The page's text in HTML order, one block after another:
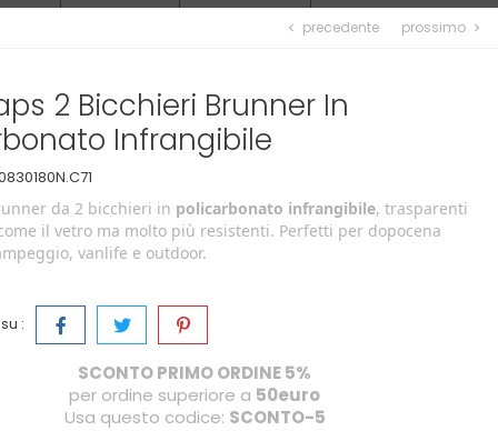
chevron_left precedente prossimo chevron_right
2 Bicchieri Brunner In
Infrangibile
da 2 bicchieri in policarbonato infrangibile, trasparenti
il vetro ma molto più resistenti. Perfetti per dopocena
vanlife e outdoor.
:
SCONTO PRIMO ORDINE 5%
per ordine superiore a 50euro
Usa questo codice: SCONTO-5